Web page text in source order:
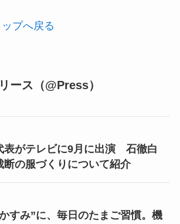
プへ戻る
ース（@Press）
表がテレビに9月に出演 石徹白
断の服づくりについて紹介
すみ”に、毎日のたまご習慣。機